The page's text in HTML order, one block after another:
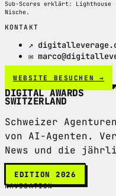
Sub-Scores erklärt: Lighthouse
Nische.
KONTAKT
↗
✉
WEBSITE BESUCHEN →
DIGITAL AWARDS
SWITZERLAND
Schweizer
von AI-Agenten.
News und die
EDITION 2026
NAVIGATION